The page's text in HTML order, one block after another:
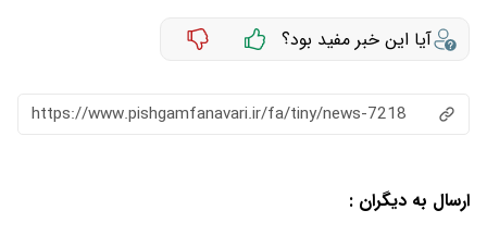
آیا این خبر مفید بود؟
https://www.pishgamfanavari.ir/fa/tiny/news-7218
ارسال به دیگران :